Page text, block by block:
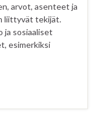
arvot, asenteet ja
liittyvät tekijät.
ja sosiaaliset
esimerkiksi